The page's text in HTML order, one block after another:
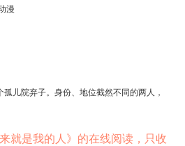
漫
儿院弃子。身份、地位截然不同的两人，
就是我的人》的在线阅读，只收